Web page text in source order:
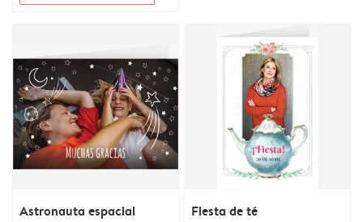
Astronauta espacial Fiesta de té